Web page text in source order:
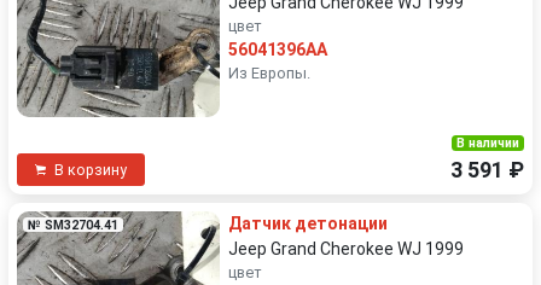
цвет
56041396AA
Из Европы.
В корзину
В наличии
3 591 ₽
№ SM32704.41
Датчик детонации
Jeep Grand Cherokee WJ 1999
цвет